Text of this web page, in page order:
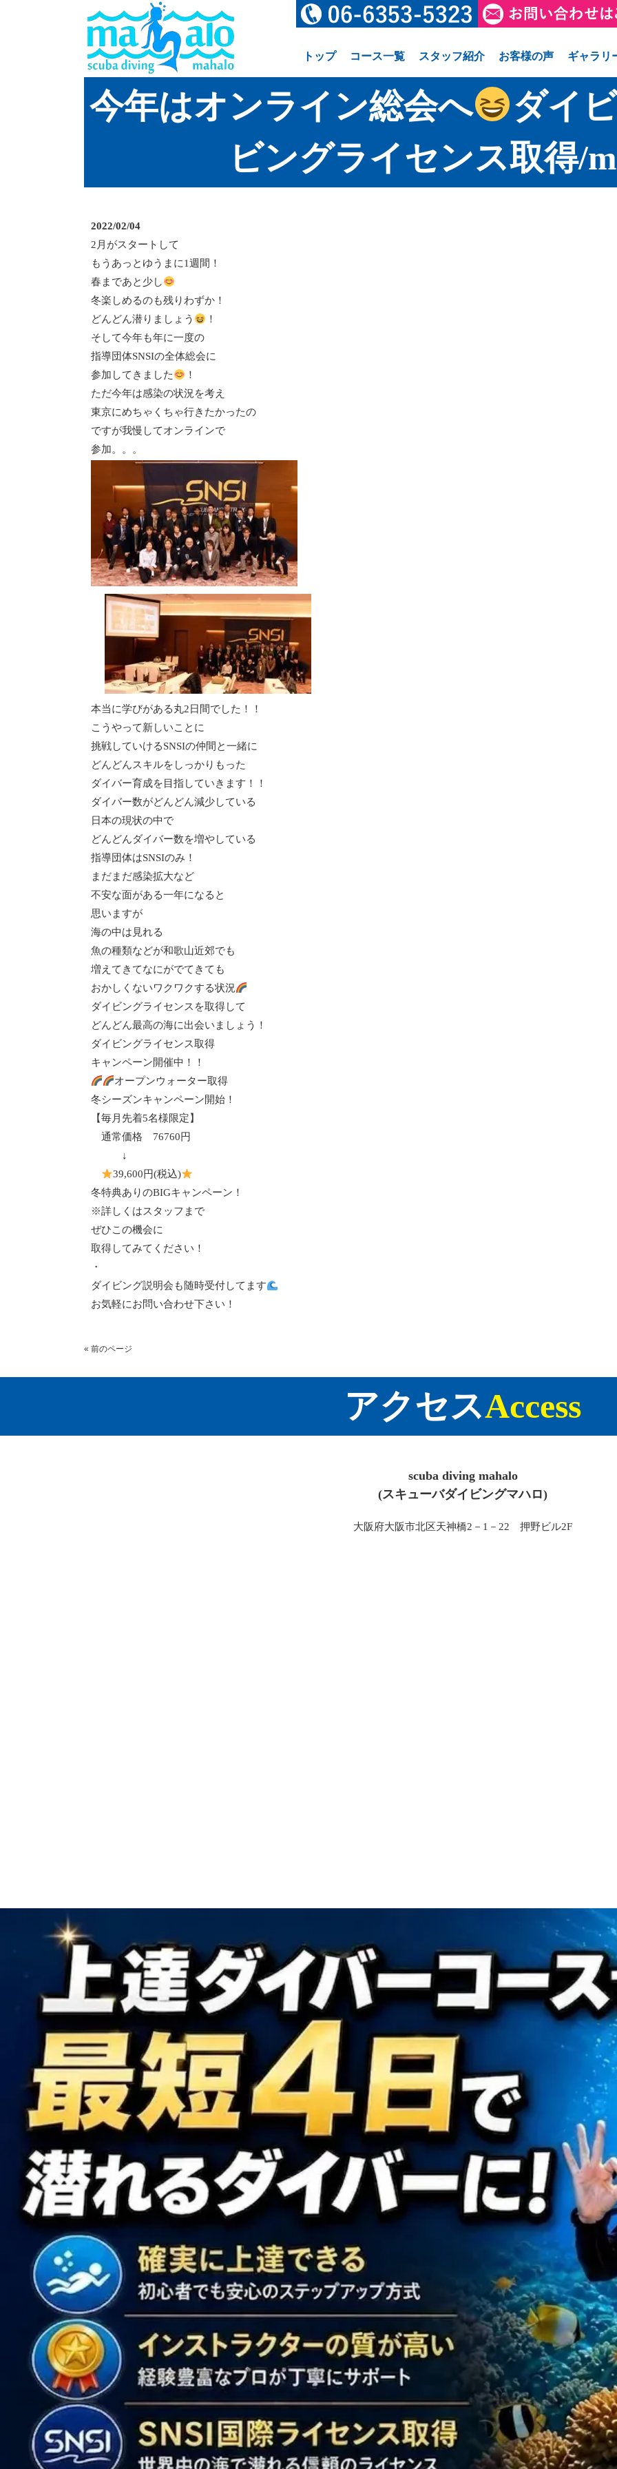
トップ コース一覧 スタッフ紹介 お客様の声 ギャラリ
今年はオンライン総会へ
ダイ
ビングライセンス取得/
2022/02/04
2月がスタートして
もうあっとゆうまに1週間！
春まであと少し
冬楽しめるのも残りわずか！
どんどん潜りましょう
！
そして今年も年に一度の
指導団体SNSIの全体総会に
参加してきました
！
ただ今年は感染の状況を考え
東京にめちゃくちゃ行きたかったの
ですが我慢してオンラインで
参加。。。
本当に学びがある丸2日間でした！！
こうやって新しいことに
挑戦していけるSNSIの仲間と一緒に
どんどんスキルをしっかりもった
ダイバー育成を目指していきます！！
ダイバー数がどんどん減少している
日本の現状の中で
どんどんダイバー数を増やしている
指導団体はSNSIのみ！
まだまだ感染拡大など
不安な面がある一年になると
思いますが
海の中は見れる
魚の種類などが和歌山近郊でも
増えてきてなにがでてきても
おかしくないワクワクする状況
ダイビングライセンスを取得して
どんどん最高の海に出会いましょう！
ダイビングライセンス取得
キャンペーン開催中！！
オープンウォーター取得
冬シーズンキャンペーン開始！
【毎月先着5名様限定】
通常価格 76760円
↓
39,600円(税込)
冬特典ありのBIGキャンペーン！
※詳しくはスタッフまで
ぜひこの機会に
取得してみてください！
・
ダイビング説明会も随時受付してます
お気軽にお問い合わせ下さい！
« 前のページ
アクセスAccess
scuba diving mahalo
(スキューバダイビングマハロ)
大阪府大阪市北区天神橋2－1－22 押野ビル2F